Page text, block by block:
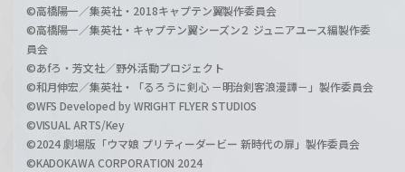
©高橋陽一／集英社・2018キャプテン翼製作委員会
©高橋陽一／集英社・キャプテン翼シーズン２ ジュニアユース編製作委
員会
©あfろ・芳文社／野外活動プロジェクト
©和月伸宏／集英社・「るろうに剣心 －明治剣客浪漫譚－」製作委員会
©WFS Developed by WRIGHT FLYER STUDIOS
©VISUAL ARTS/Key
©2024 劇場版「ウマ娘 プリティーダービー 新時代の扉」製作委員会
©KADOKAWA CORPORATION 2024